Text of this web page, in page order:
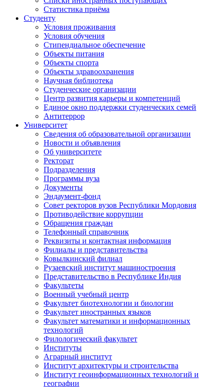
Статистика приёма
Студенту
Условия проживания
Условия обучения
Стипендиальное обеспечение
Объекты питания
Объекты спорта
Объекты здравоохранения
Научная библиотека
Студенческие организации
Центр развития карьеры и компетенций
Единое окно поддержки студенческих семей
Антитеррор
Университет
Сведения об образовательной организации
Новости и объявления
Об университете
Ректорат
Подразделения
Программы вуза
Документы
Эндаумент-фонд
Совет ректоров вузов Республики Мордовия
Противодействие коррупции
Обращения граждан
Телефонный справочник
Реквизиты и контактная информация
Филиалы и представительства
Ковылкинский филиал
Рузаевский институт машиностроения
Представительство в Республике Индия
Факультеты
Военный учебный центр
Факультет биотехнологии и биологии
Факультет иностранных языков
Факультет математики и информационных
технологий
Филологический факультет
Институты
Аграрный институт
Институт архитектуры и строительства
Институт геоинформационных технологий и
географии